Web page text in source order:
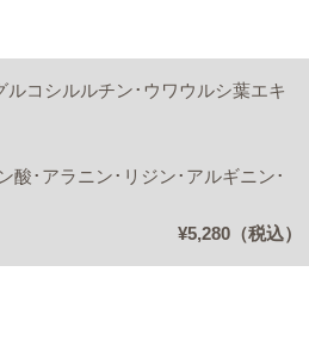
コシルルチン･ウワウルシ葉エキ
酸･アラニン･リジン･アルギニン･
¥5,280（税込）